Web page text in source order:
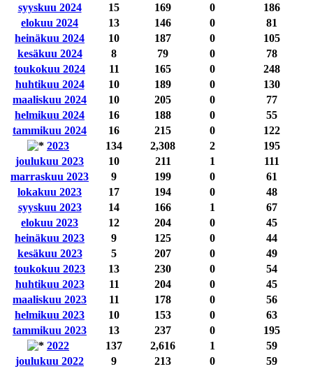
syyskuu 2024
15 169 0
186
elokuu 2024
13 146 0
81
heinäkuu 2024
10 187 0
105
kesäkuu 2024
8 79 0
78
toukokuu 2024
11 165 0
248
huhtikuu 2024
10 189 0
130
maaliskuu 2024
10 205 0
77
helmikuu 2024
16 188 0
55
tammikuu 2024
16 215 0
122
2023
134 2,308 2
195
joulukuu 2023
10 211 1
111
marraskuu 2023
9 199 0
61
lokakuu 2023
17 194 0
48
syyskuu 2023
14 166 1
67
elokuu 2023
12 204 0
45
heinäkuu 2023
9 125 0
44
kesäkuu 2023
5 207 0
49
toukokuu 2023
13 230 0
54
huhtikuu 2023
11 204 0
45
maaliskuu 2023
11 178 0
56
helmikuu 2023
10 153 0
63
tammikuu 2023
13 237 0
195
2022
137 2,616 1
59
joulukuu 2022
9 213 0
59